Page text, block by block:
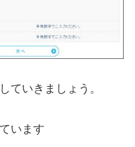
ていきましょう。
います